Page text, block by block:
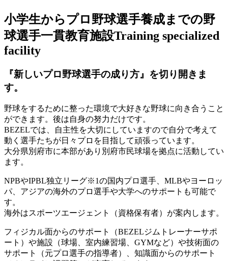
小学生からプロ野球選手養成までの野
球選手一貫教育施設Training specialized
facility
『新しいプロ野球選手の成り方』を切り開きま
す。
野球をするために整った環境で大好きな野球に向き合うこと
ができます。後は自身の努力だけです。
BEZELでは、自主性を大切にしていますので自分で考えて
動く選手たちが日々プロを目指して頑張っています。
大分県別府市に本部があり別府市民球場を拠点に活動してい
ます。
NPBやIPBL独立リーグ※1の国内プロ選手、MLBやヨーロッ
パ、アジアの海外のプロ選手や大学へのサポートも可能で
す。
海外はスポーツエージェント（資格保有者）が案内します。
フィジカル面からのサポート（BEZELジムトレーナーサポ
ート）や施設（球場、室内練習場、GYMなど）や技術面の
サポート（元プロ選手の指導者）、知識面からのサポート